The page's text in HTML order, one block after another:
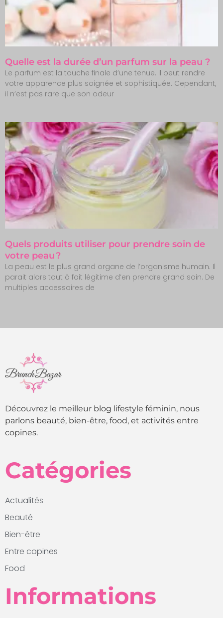
Quelle est la durée d’un parfum sur la peau ?
Le parfum est la touche finale d’une tenue. Il peut rendre
votre apparence plus soignée et sophistiquée. Cependant,
il n’est pas rare que son odeur
Quels produits utiliser pour prendre soin de
votre peau ?
La peau est le plus grand organe de l’organisme humain. Il
parait alors tout à fait légitime d’en prendre grand soin. De
multiples accessoires de
Découvrez le meilleur blog lifestyle féminin, nous
parlons beauté, bien-être, food, et activités entre
copines.
Catégories
Actualités
Beauté
Bien-être
Entre copines
Food
Informations